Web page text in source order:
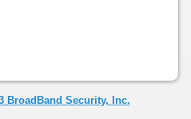
BroadBand Security, Inc.